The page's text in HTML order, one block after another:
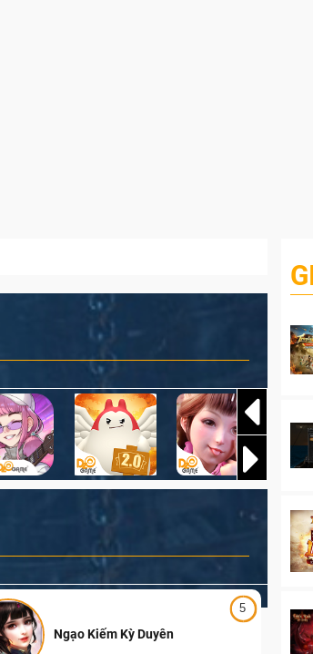
5
Ngạo Kiếm Kỳ Duyên